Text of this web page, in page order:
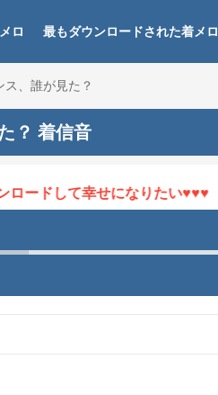
ロ 最もダウンロードされた着メロ
、誰が見た？
？ 着信音
ドして幸せになりたい♥♥♥